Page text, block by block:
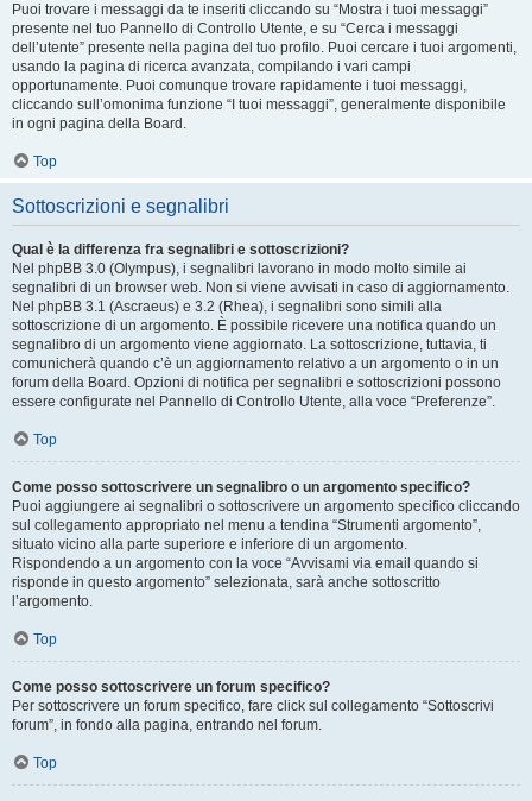
Puoi trovare i messaggi da te inseriti cliccando su “Mostra i tuoi messaggi”
presente nel tuo Pannello di Controllo Utente, e su “Cerca i messaggi
dell’utente” presente nella pagina del tuo profilo. Puoi cercare i tuoi argomenti,
usando la pagina di ricerca avanzata, compilando i vari campi
opportunamente. Puoi comunque trovare rapidamente i tuoi messaggi,
cliccando sull’omonima funzione “I tuoi messaggi”, generalmente disponibile
in ogni pagina della Board.
Top
Sottoscrizioni e segnalibri
Qual è la differenza fra segnalibri e sottoscrizioni?
Nel phpBB 3.0 (Olympus), i segnalibri lavorano in modo molto simile ai
segnalibri di un browser web. Non si viene avvisati in caso di aggiornamento.
Nel phpBB 3.1 (Ascraeus) e 3.2 (Rhea), i segnalibri sono simili alla
sottoscrizione di un argomento. È possibile ricevere una notifica quando un
segnalibro di un argomento viene aggiornato. La sottoscrizione, tuttavia, ti
comunicherà quando c’è un aggiornamento relativo a un argomento o in un
forum della Board. Opzioni di notifica per segnalibri e sottoscrizioni possono
essere configurate nel Pannello di Controllo Utente, alla voce “Preferenze”.
Top
Come posso sottoscrivere un segnalibro o un argomento specifico?
Puoi aggiungere ai segnalibri o sottoscrivere un argomento specifico cliccando
sul collegamento appropriato nel menu a tendina “Strumenti argomento”,
situato vicino alla parte superiore e inferiore di un argomento.
Rispondendo a un argomento con la voce “Avvisami via email quando si
risponde in questo argomento” selezionata, sarà anche sottoscritto
l’argomento.
Top
Come posso sottoscrivere un forum specifico?
Per sottoscrivere un forum specifico, fare click sul collegamento “Sottoscrivi
forum”, in fondo alla pagina, entrando nel forum.
Top